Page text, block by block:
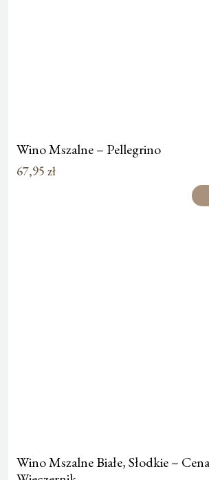
Wino Mszalne – Pellegrino
67,95 zł
Wino Mszalne Białe, Słodkie –